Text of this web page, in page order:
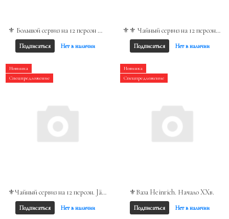
⚜️ Большой сервиз на 12 персон ALT Tirschenreuth 1838 Германия
Подписаться Нет в наличии
⚜️⚜️ Чайный сервиз на 12 персон от известной немецкой мануфактуры Schönwald
Подписаться Нет в наличии
Новинка
Спецпредложение
⚜️Чайный сервиз на 12 персон. Jäger, Германия
Подписаться Нет в наличии
Новинка
Спецпредложение
⚜️Ваза Heinrich. Начало XXв.
Подписаться Нет в наличии